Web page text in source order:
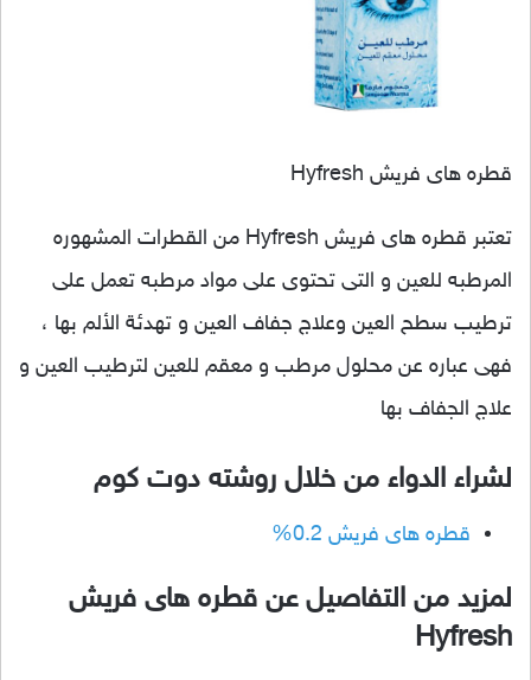
قطره هاى فريش Hyfresh
تعتبر قطره هاى فريش Hyfresh من القطرات المشهوره
المرطبه للعين و التى تحتوى على مواد مرطبه تعمل على
ترطيب سطح العين وعلاج جفاف العين و تهدئة الألم بها ،
فهى عباره عن محلول مرطب و معقم للعين لترطيب العين و
علاج الجفاف بها
لشراء الدواء من خلال روشته دوت كوم
قطره هاى فريش 0.2%
لمزيد من التفاصيل عن قطره هاى فريش
Hyfresh